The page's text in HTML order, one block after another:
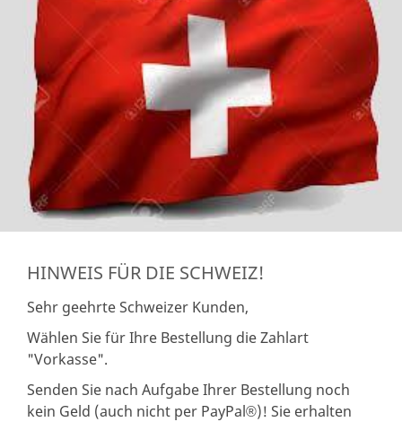
HINWEIS FÜR DIE SCHWEIZ!
Sehr geehrte Schweizer Kunden,
Wählen Sie für Ihre Bestellung die Zahlart
"Vorkasse".
Senden Sie nach Aufgabe Ihrer Bestellung noch
kein Geld (auch nicht per PayPal®)! Sie erhalten